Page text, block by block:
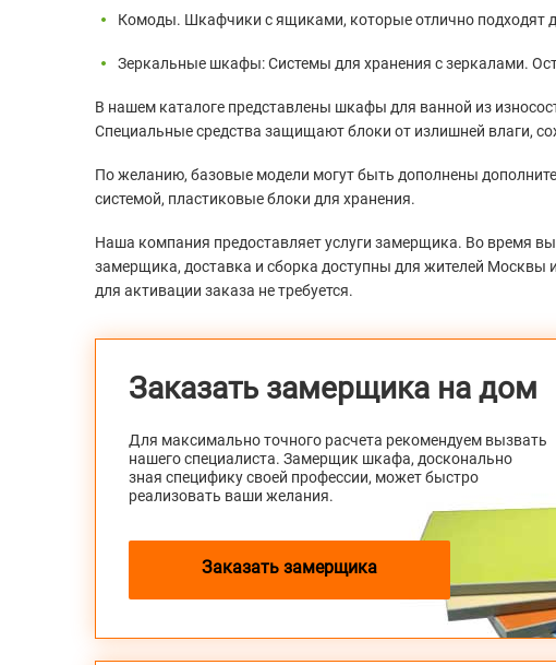
Комоды. Шкафчики с ящиками, которые отлично подходят
Зеркальные шкафы: Системы для хранения с зеркалами.
В нашем каталоге представлены шкафы для ванной из
Специальные средства защищают блоки от излишней влаги,
По желанию, базовые модели могут быть дополнены
системой, пластиковые блоки для хранения.
Наша компания предоставляет услуги замерщика. Во время
замерщика, доставка и сборка доступны для жителей Москвы
для активации заказа не требуется.
Заказать замерщика на дом
Для максимально точного расчета рекомендуем вызвать
нашего специалиста. Замерщик шкафа, досконально
зная специфику своей профессии, может быстро
реализовать ваши желания.
Заказать замерщика